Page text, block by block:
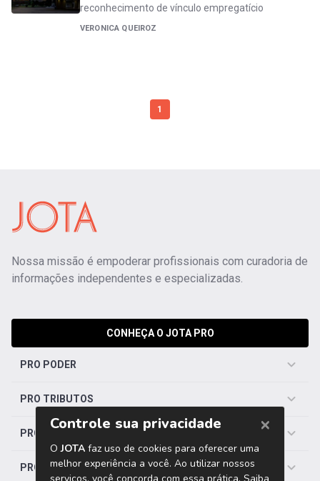
reconhecimento de vínculo empregatício
VERONICA QUEIROZ
1
Nossa missão é empoderar profissionais com curadoria de
informações independentes e especializadas.
CONHEÇA O JOTA PRO
PRO PODER
PRO TRIBUTOS
PRO TRABALHISTA
PRO SAÚDE